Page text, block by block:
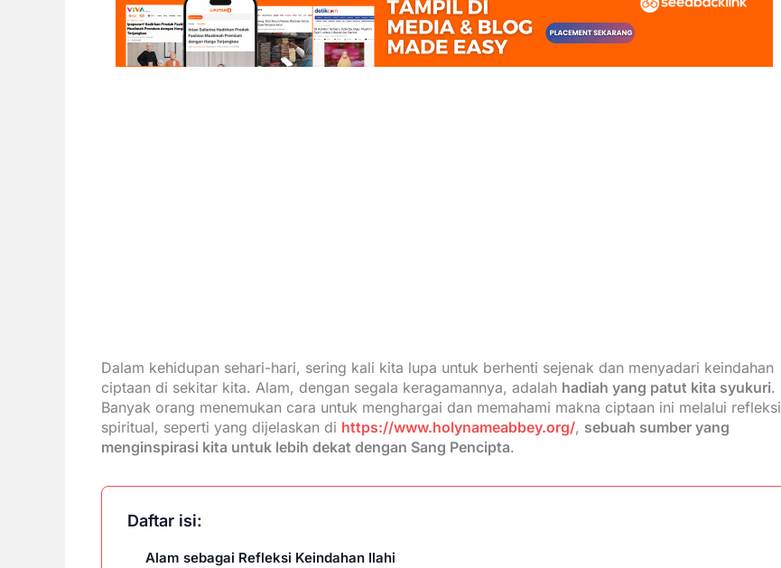
Dalam kehidupan sehari-hari, sering kali kita lupa untuk berhenti sejenak dan menyadari keindahan
ciptaan di sekitar kita. Alam, dengan segala keragamannya, adalah hadiah yang patut kita syukuri.
Banyak orang menemukan cara untuk menghargai dan memahami makna ciptaan ini melalui refleksi
spiritual, seperti yang dijelaskan di https://www.holynameabbey.org/, sebuah sumber yang
menginspirasi kita untuk lebih dekat dengan Sang Pencipta.
Daftar isi:
Alam sebagai Refleksi Keindahan Ilahi